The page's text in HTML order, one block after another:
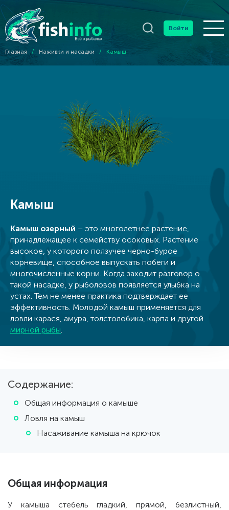
Войти
Главная / Наживки и насадки / Камыш
Камыш
Камыш озерный – это многолетнее растение,
принадлежащее к семейству осоковых. Растение
высокое, у которого ползучее черно-бурое
корневище, способное выпускать побеги и
многочисленные корни. Когда заходит разговор о
такой насадке, у рыболовов появляется улыбка на
устах. Тем не менее практика подтверждает ее
эффективность. Молодой камыш применяется для
ловли карася, амура, толстолобика, карпа и другой
мирной рыбы.
Содержание:
Общая информация о камыше
Ловля на камыш
Насаживание камыша на крючок
Общая информация
У камыша стебель гладкий, прямой, безлистный,